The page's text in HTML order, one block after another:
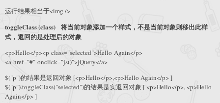
运行结果相当于<img />
toggleClass (class) 将当前对象添加一个样式，不是当前对象则移出此样
式，返回的是处理后的对象
<p>Hello</p><p class="selected">Hello Again</p>
<a href="#" onclick="js()">jQuery</a>
$("p")的结果是返回对象 [<p>Hello</p>,<p>Hello Again</p> ]
$("p").toggleClass("selected")的结果是实返回对象 [ <p>Hello</p>, <p>Hello
Again</p> ]